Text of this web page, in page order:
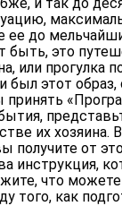
ее до
быть, это
или прогулка
этот образ,
принять
их
получите от
инструкция,
что можете
того, как